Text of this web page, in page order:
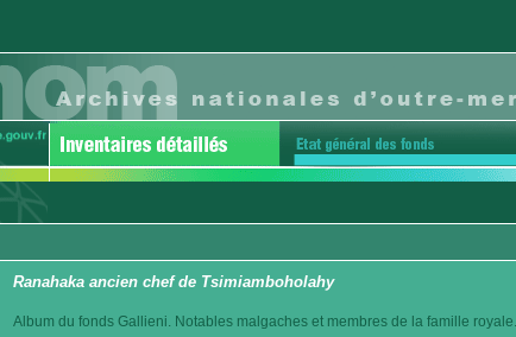
Ranahaka ancien chef de Tsimiamboholahy
Album du fonds Gallieni. Notables malgaches et membres de la famille royale.